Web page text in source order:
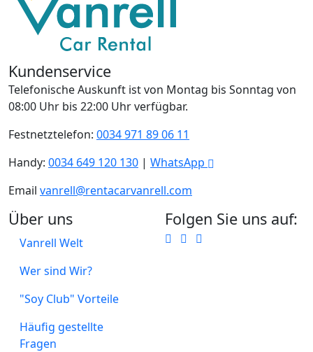
Kundenservice
Telefonische Auskunft ist von Montag bis Sonntag von
08:00 Uhr bis 22:00 Uhr verfügbar.
Festnetztelefon: 0034 971 89 06 11
Handy: 0034 649 120 130 | WhatsApp
Email vanrell@rentacarvanrell.com
Über uns
Vanrell Welt
Wer sind Wir?
"Soy Club" Vorteile
Häufig gestellte
Fragen
Folgen Sie uns auf: